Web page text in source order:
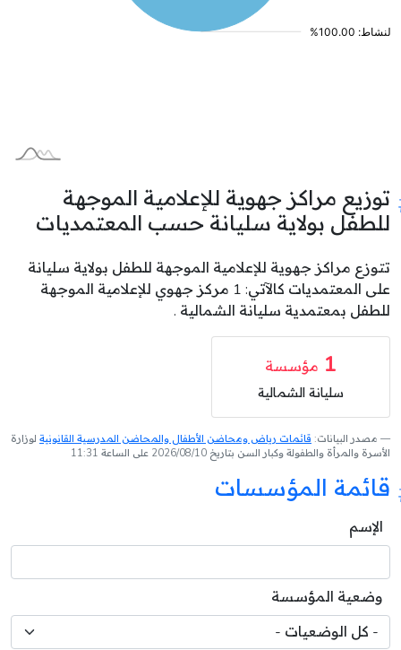
توزيع مراكز جهوية للإعلامية الموجهة
للطفل بولاية سليانة حسب المعتمديات
تتوزع مراكز جهوية للإعلامية الموجهة للطفل بولاية سليانة
على المعتمديات كالآتي: 1 مركز جهوي للإعلامية الموجهة
للطفل بمعتمدية سليانة الشمالية .
1 مؤسسة
سليانة الشمالية
مصدر البيانات: قائمات رياض ومحاضن الأطفال والمحاضن المدرسية القانونية لوزارة
الأسرة والمرأة والطفولة وكبار السن بتاريخ 2026/08/10 على الساعة 11:31
قائمة المؤسسات
الإسم
وضعية المؤسسة